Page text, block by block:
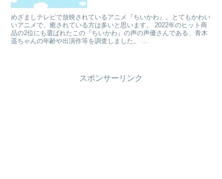
めざましテレビで放映されているアニメ『ちいかわ』。とてもかわい
いアニメで、癒されている方は多いと思います。 2022年のヒット商
品の2位にも選ばれたこの『ちいかわ』の声の声優さんである、青木
遥ちゃんの年齢や出演作等を調査しました。 ...
スポンサーリンク